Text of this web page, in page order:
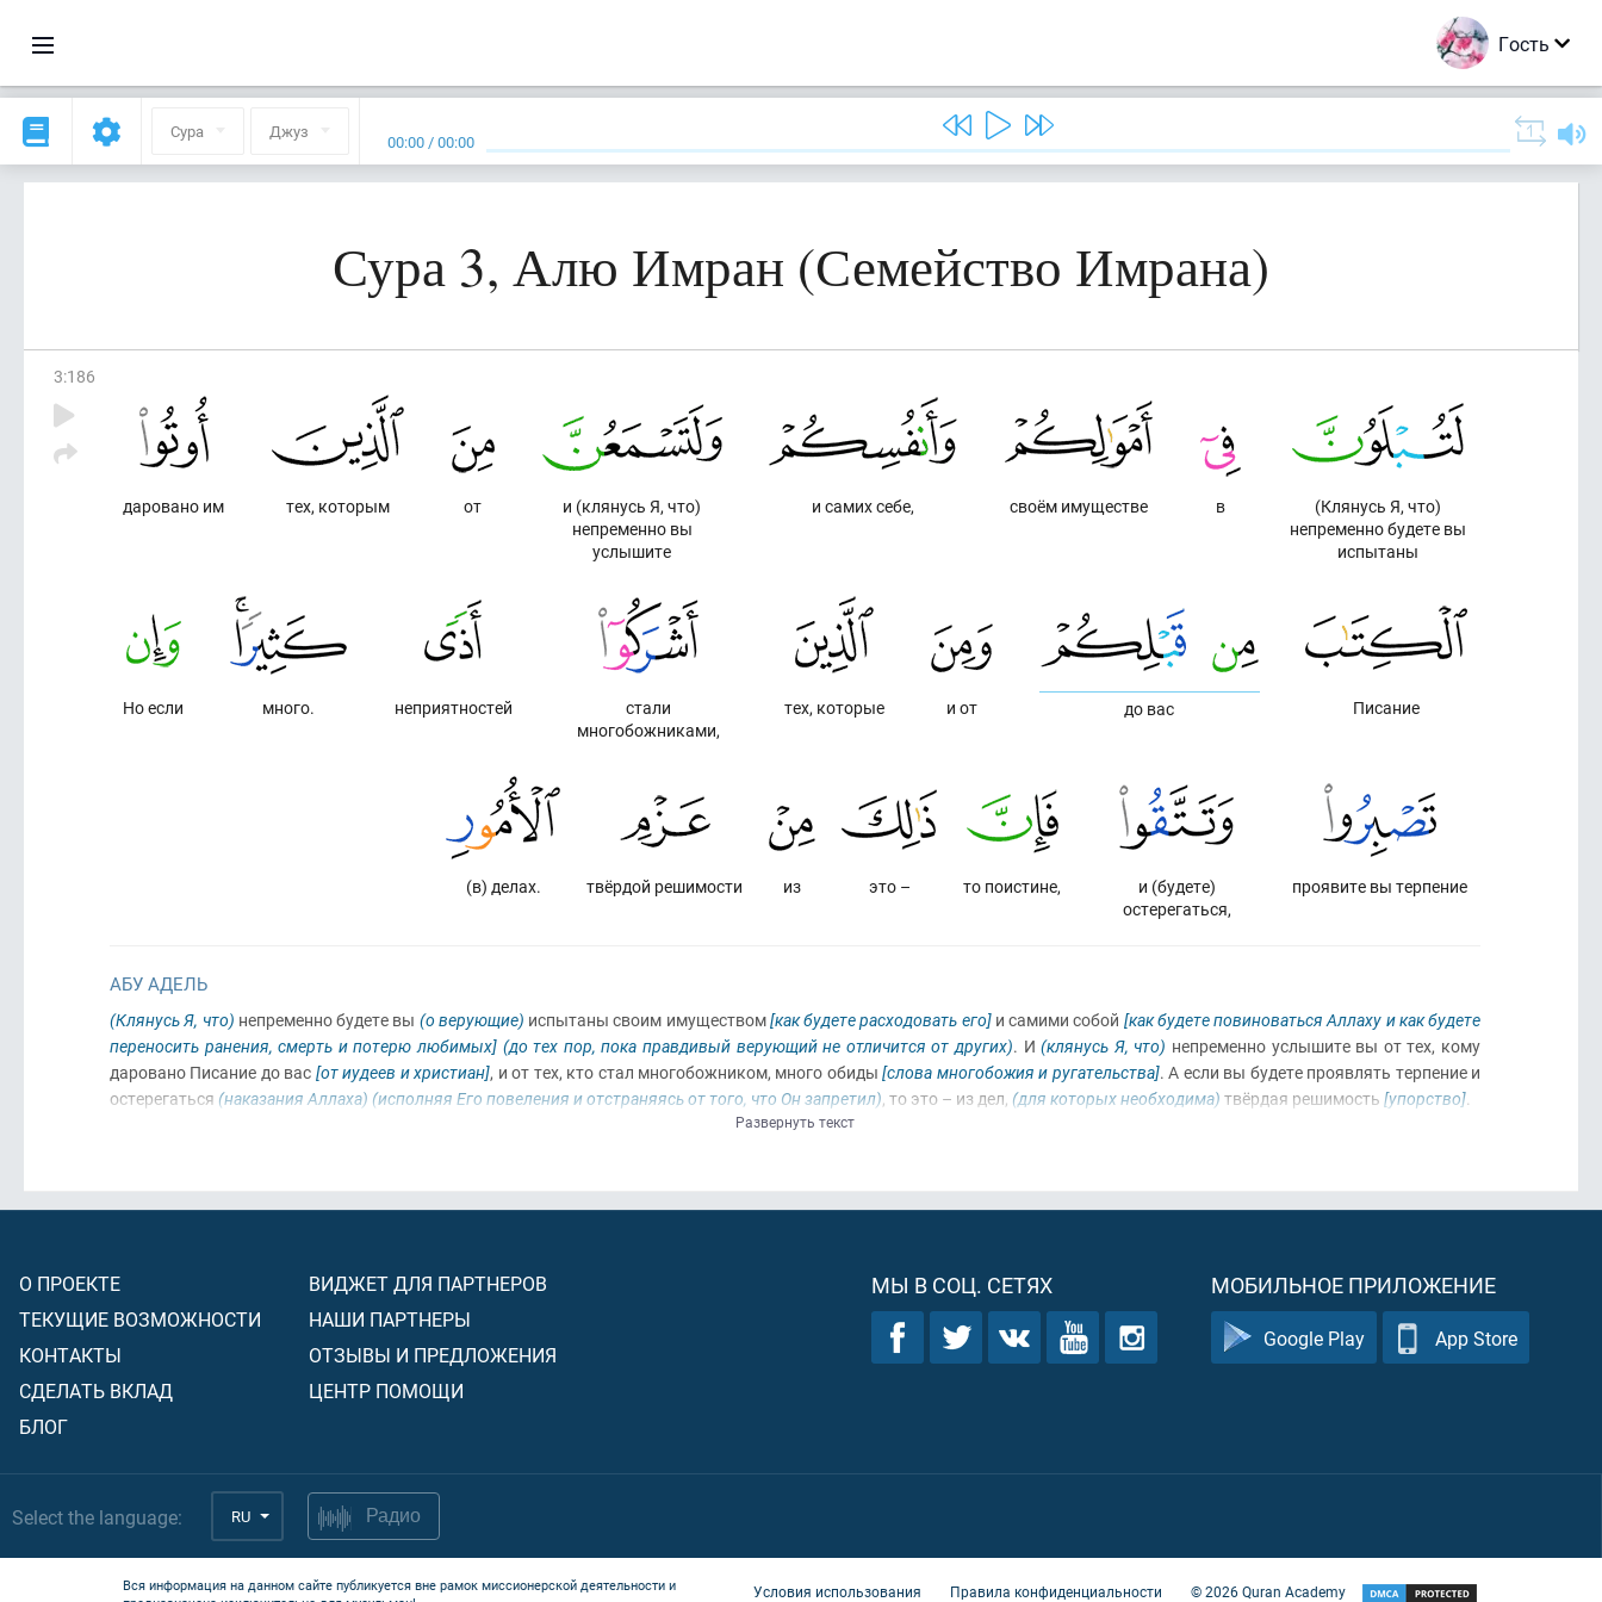
Гость
Сура Джуз 00:00 /00:00
Сура 3, Алю Имран (Семейство Имрана)
3:186
(Клянусь Я, что)
непременно будете вы
испытаны
в
своём имуществе
и самих себе,
и (клянусь Я, что)
непременно вы
услышите
от
тех, которым
даровано им
Писание
до вас
и от
тех, которые
стали
многобожниками,
неприятностей
много.
Но если
проявите вы терпение
и (будете)
остерегаться,
то поистине,
это –
из
твёрдой решимости
(в) делах.
АБУ АДЕЛЬ
(Клянусь Я, что) непременно будете вы (о верующие) испытаны своим имуществом[как будете расходовать его]и самими собой [как будете повино­ваться Аллаху и как будете
переносить ранения, смерть и потерю любимых] (до тех пор, пока правдивый верующий не отличится от других). И(клянусь Я, что) непременно услышите вы от тех, кому
даровано Писание до вас [от иудеев и христиан], и от тех, кто стал многобожником, много обиды[слова многобожия и ругательства]. А если вы будете проявлять терпение и
остерегаться (наказания Аллаха) (исполняя Его повеления и отстраняясь от того, что Он запретил), то это – из дел, (для которых необходима) твёрдая решимость [упорство].
Развернуть текст
О ПРОЕКТЕ
ТЕКУЩИЕ ВОЗМОЖНОСТИ
КОНТАКТЫ
СДЕЛАТЬ ВКЛАД
БЛОГ
ВИДЖЕТ ДЛЯ ПАРТНЕРОВ
НАШИ ПАРТНЕРЫ
ОТЗЫВЫ И ПРЕДЛОЖЕНИЯ
ЦЕНТР ПОМОЩИ
МЫ В СОЦ. СЕТЯХ МОБИЛЬНОЕ ПРИЛОЖЕНИЕ
Google Play App Store
Select the language: RU Радио
Вся информация на данном сайте публикуется вне рамок миссионерской деятельности и
Условия использования Правила конфиденциальности ©2026Quran Academy